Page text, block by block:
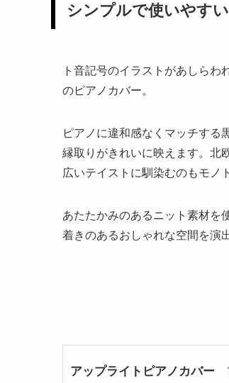
シンプルで使いやす
ト音記号のイラストがあしらわ
のピアノカバー。
ピアノに違和感なくマッチする
縁取りがきれいに映えます。北
広いテイストに馴染むのもモノ
あたたかみのあるニット素材を
着きのあるおしゃれな空間を演
アップライトピアノカバー